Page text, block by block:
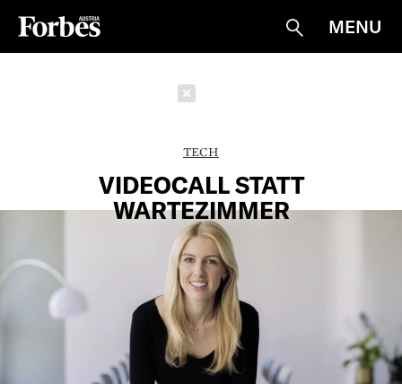
Suche
MENU
TECH
VIDEOCALL STATT
WARTEZIMMER